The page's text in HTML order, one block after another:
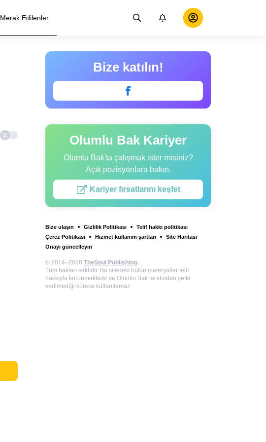
Merak Edilenler
Bize katılın!
Olumlu Bak Kariyer
Olumlu Bak'ta çalışmak ister misiniz?
Açık pozisyonlara bakın.
Kariyer fırsatlarını keşfet
Bize ulaşın Gizlilik Politikası
Telif hakkı politikası
Çerez Politikası
Hizmet kullanım şartları
Site Haritası
Onayı güncelleyin
© 2014–2026 TheSoul Publishing.
Tüm hakları saklıdır. Bu sitedeki bütün materyaller telif
hakkıyla korunmaktadır ve Olumlu Bak tarafından yetki
verilmediği sürece kullanılamaz.